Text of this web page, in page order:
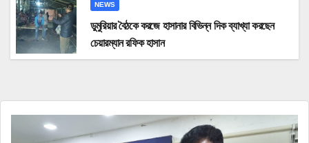
NEWS
ডুমুরিয়ার বৈঠকে করজে হাসানার বিভিন্ন দিক ব্যাখ্যা করছেন
চেয়ারম্যান রফিক হাসান